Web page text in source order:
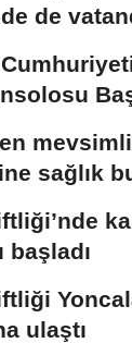
de
sağlık
başladı
ulaştı